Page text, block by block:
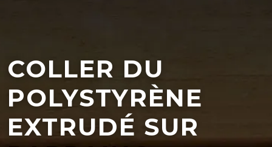
COLLER DU
POLYSTYRÈNE
EXTRUDÉ SUR